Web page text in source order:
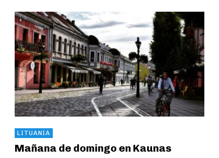
LITUANIA
Mañana de domingo en Kaunas